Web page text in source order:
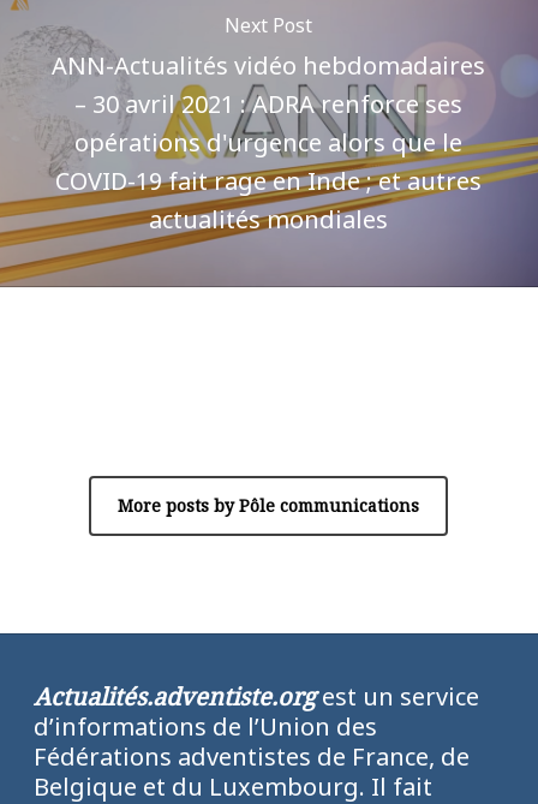
Next Post
ANN-Actualités vidéo hebdomadaires
– 30 avril 2021 : ADRA renforce ses
opérations d'urgence alors que le
COVID-19 fait rage en Inde ; et autres
actualités mondiales
More posts by Pôle communications
Actualités.adventiste.orgest un service
d’informations de l’Union des
Fédérations adventistes de France, de
Belgique et du Luxembourg. Il fait